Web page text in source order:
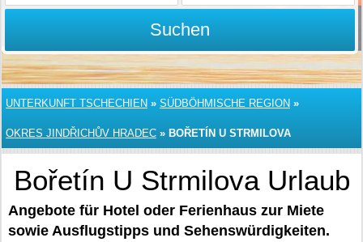
Suchen
UNTERKUNFT TSCHECHIEN » SÜDBÖHMISCHE REGION »
OKRES JINDŘICHŮV HRADEC » BOŘETÍN U STRMILOVA
Bořetín U Strmilova Urlaub
Angebote für Hotel oder Ferienhaus zur Miete
sowie Ausflugstipps und Sehenswürdigkeiten.